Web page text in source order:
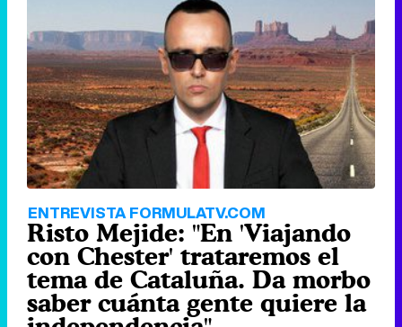
ENTREVISTA FORMULATV.COM
Risto Mejide: "En 'Viajando
con Chester' trataremos el
tema de Cataluña. Da morbo
saber cuánta gente quiere la